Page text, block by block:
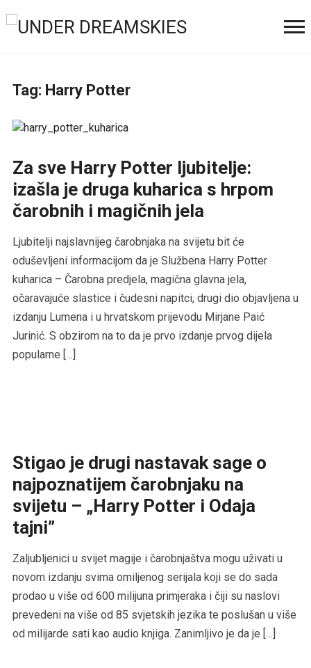
Tag: Harry Potter
Za sve Harry Potter ljubitelje:
izašla je druga kuharica s hrpom
čarobnih i magičnih jela
Ljubitelji najslavnijeg čarobnjaka na svijetu bit će
oduševljeni informacijom da je Službena Harry Potter
kuharica – Čarobna predjela, magična glavna jela,
očaravajuće slastice i čudesni napitci, drugi dio objavljena u
izdanju Lumena i u hrvatskom prijevodu Mirjane Paić
Jurinić. S obzirom na to da je prvo izdanje prvog dijela
popularne […]
Stigao je drugi nastavak sage o
najpoznatijem čarobnjaku na
svijetu – „Harry Potter i Odaja
tajni”
Zaljubljenici u svijet magije i čarobnjaštva mogu uživati u
novom izdanju svima omiljenog serijala koji se do sada
prodao u više od 600 milijuna primjeraka i čiji su naslovi
prevedeni na više od 85 svjetskih jezika te poslušan u više
od milijarde sati kao audio knjiga. Zanimljivo je da je […]